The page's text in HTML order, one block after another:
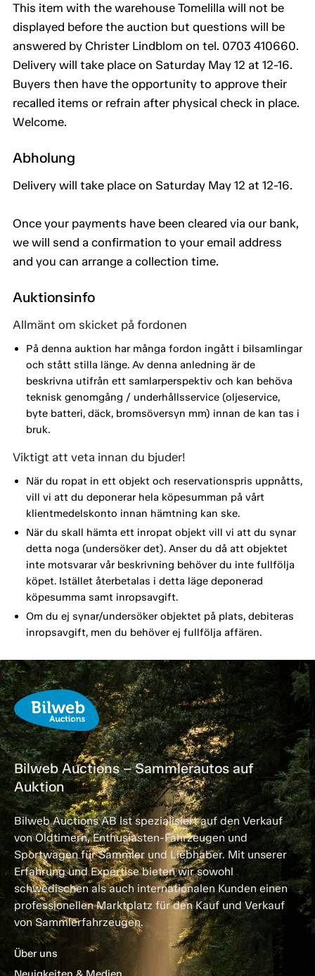
This item with the warehouse Tomelilla will not be
displayed before the auction but questions will be
answered by Christer Lindblom on tel. 0703 410660.
Delivery will take place on Saturday May 12 at 12-16.
Buyers then have the opportunity to approve their
recalled items or refrain after physical check in place.
Welcome.
Abholung
Delivery will take place on Saturday May 12 at 12-16.
Once your payments have been cleared via our bank,
we will send a confirmation to your email address
and you can arrange a collection time.
Auktionsinfo
Allmänt om skicket på fordonen
På denna auktion har många fordon ingått i bilsamlingar
och stått stilla länge. Av denna anledning är de
beskrivna utifrån ett samlarperspektiv och kan behöva
teknisk genomgång / underhållsservice (oljeservice,
byte batteri, däck, bromsöversyn mm) innan de kan tas i
bruk.
Viktigt att veta innan du bjuder!
När du ropat in ett objekt och reservationspris uppnåtts,
vill vi att du deponerar hela köpesumman på vårt
klientmedelskonto innan hämtning kan ske.
När du skall hämta ett inropat objekt vill vi att du synar
detta noga (undersöker det). Anser du då att objektet
inte motsvarar vår beskrivning behöver du inte fullfölja
köpet. Istället återbetalas i detta läge deponerad
köpesumma samt inropsavgift.
Om du ej synar/undersöker objektet på plats, debiteras
inropsavgift, men du behöver ej fullfölja affären.
Bilweb Auctions – Sammlerautos auf
Auktion
Bilweb Auctions AB ist spezialisiert auf den Verkauf
von Oldtimern, Enthusiasten-Fahrzeugen und
Sportwagen für Sammler und Liebhaber. Mit unserer
Erfahrung und Expertise bieten wir sowohl
schwedischen als auch internationalen Kunden einen
professionellen Marktplatz für den Kauf und Verkauf
von Sammlerfahrzeugen.
Über uns